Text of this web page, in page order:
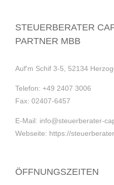
STEUERBERATER
PARTNER MBB
Auf'm Schif 3-5, 52134
Telefon: +49 2407 3006
Fax: 02407-6457
E-Mail: info@steuerberater-
Webseite: https://
ÖFFNUNGSZEITEN